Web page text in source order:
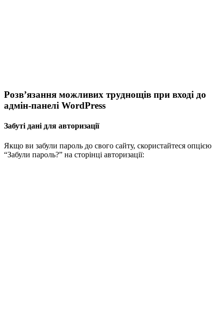
Розв’язання можливих труднощів при вході до
адмін-панелі WordPress
Забуті дані для авторизації
Якщо ви забули пароль до свого сайту, скористайтеся опцією
“Забули пароль?” на сторінці авторизації: